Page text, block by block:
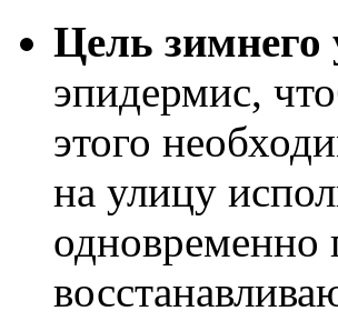
Цель зимнего
эпидермис,
этого
на улицу